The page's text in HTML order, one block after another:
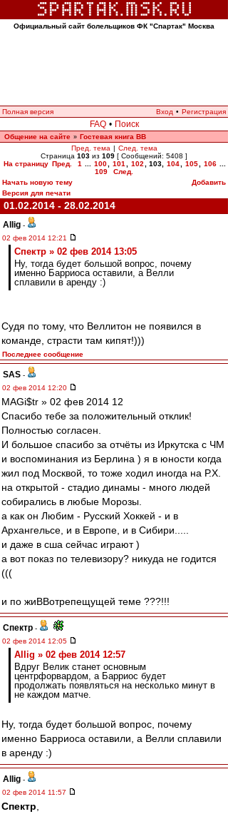
Официальный сайт болельщиков ФК "Спартак" Москва
Полная версия Вход • Регистрация
FAQ • Поиск
Общение на сайте » Гостевая книга ВВ
Пред. тема | След. тема
Страница 103 из 109 [ Сообщений: 5408 ]
На страницу Пред. 1 100 101 102 103, 104 105 106
109
След.
Начать новую тему
Добавить
Версия для печати
01.02.2014 - 28.02.2014
Allig -
02 фев 2014 12:21
Спектр » 02 фев 2014 13:05
Ну, тогда будет большой вопрос, почему
именно Барриоса оставили, а Велли
сплавили в аренду :)
Судя по тому, что Веллитон не появился в
команде, страсти там кипят!)))
Последнее сообщение
SAS -
02 фев 2014 12:20
MAGi$tr » 02 фев 2014 12
Спасибо тебе за положительный отклик!
Полностью согласен.
И большое спасибо за отчёты из Иркутска с ЧМ
и воспоминания из Берлина ) я в юности когда
жил под Москвой, то тоже ходил иногда на Р.Х.
на открытой - стадио динамы - много людей
собирались в любые Морозы.
а как он Любим - Русский Хоккей - и в
Архангельсе, и в Европе, и в Сибири.....
и даже в сша сейчас играют )
а вот показ по телевизору? никуда не годится
(((
и по жиВВотрепещущей теме ???!!!
Спектр -
02 фев 2014 12:05
Allig » 02 фев 2014 12:57
Вдруг Велик станет основным
центрфорвардом, а Барриос будет
продолжать появляться на несколько минут в
не каждом матче.
Ну, тогда будет большой вопрос, почему
именно Барриоса оставили, а Велли сплавили
в аренду :)
Allig -
02 фев 2014 11:57
Спектр